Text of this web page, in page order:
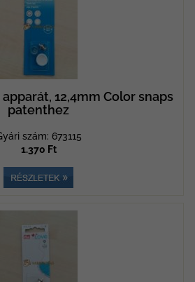
12,4mm Color snaps
patenthez
szám: 673115
1.370 Ft